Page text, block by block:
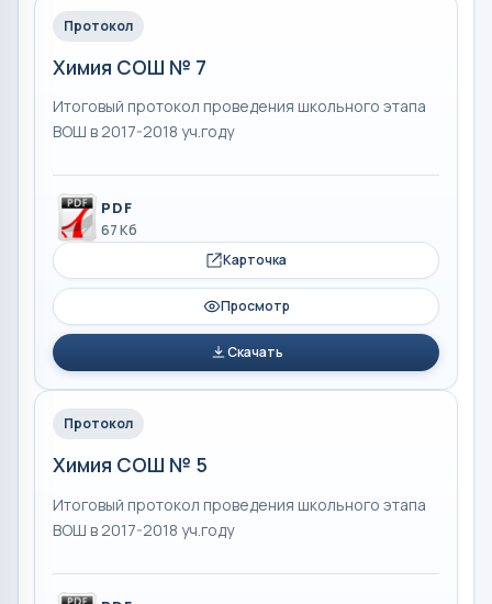
Протокол
Химия СОШ № 7
Итоговый протокол проведения школьного этапа
ВОШ в 2017-2018 уч.году
PDF
67 Кб
Карточка
Просмотр
Скачать
Протокол
Химия СОШ № 5
Итоговый протокол проведения школьного этапа
ВОШ в 2017-2018 уч.году